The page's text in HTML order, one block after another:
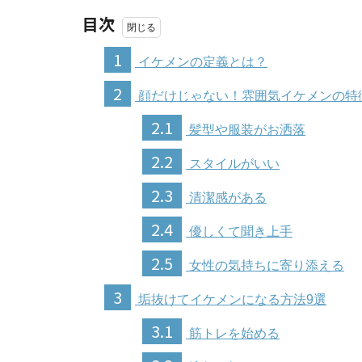
目次
1
イケメンの定義とは？
2 顔だけじゃない！雰囲気イケメンの特
2.1 髪型や服装がお洒落
2.2 スタイルがいい
2.3 清潔感がある
2.4 優しくて聞き上手
2.5 女性の気持ちに寄り添える
3 垢抜けてイケメンになる方法9選
3.1 筋トレを始める